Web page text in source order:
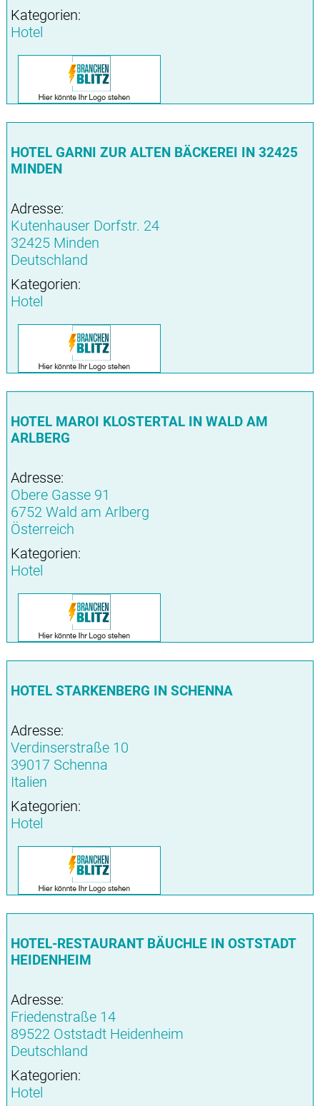
Kategorien:
Hotel
HOTEL GARNI ZUR ALTEN BÄCKEREI IN 32425
MINDEN
Adresse:
Kutenhauser Dorfstr. 24
32425 Minden
Deutschland
Kategorien:
Hotel
HOTEL MAROI KLOSTERTAL IN WALD AM
ARLBERG
Adresse:
Obere Gasse 91
6752 Wald am Arlberg
Österreich
Kategorien:
Hotel
HOTEL STARKENBERG IN SCHENNA
Adresse:
Verdinserstraße 10
39017 Schenna
Italien
Kategorien:
Hotel
HOTEL-RESTAURANT BÄUCHLE IN OSTSTADT
HEIDENHEIM
Adresse:
Friedenstraße 14
89522 Oststadt Heidenheim
Deutschland
Kategorien:
Hotel